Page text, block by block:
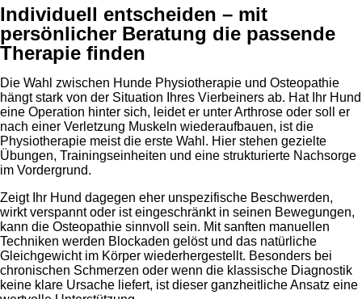
Individuell entscheiden – mit
persönlicher Beratung die passende
Therapie finden
Die Wahl zwischen Hunde Physiotherapie und Osteopathie
hängt stark von der Situation Ihres Vierbeiners ab. Hat Ihr Hund
eine Operation hinter sich, leidet er unter Arthrose oder soll er
nach einer Verletzung Muskeln wiederaufbauen, ist die
Physiotherapie meist die erste Wahl. Hier stehen gezielte
Übungen, Trainingseinheiten und eine strukturierte Nachsorge
im Vordergrund.
Zeigt Ihr Hund dagegen eher unspezifische Beschwerden,
wirkt verspannt oder ist eingeschränkt in seinen Bewegungen,
kann die Osteopathie sinnvoll sein. Mit sanften manuellen
Techniken werden Blockaden gelöst und das natürliche
Gleichgewicht im Körper wiederhergestellt. Besonders bei
chronischen Schmerzen oder wenn die klassische Diagnostik
keine klare Ursache liefert, ist dieser ganzheitliche Ansatz eine